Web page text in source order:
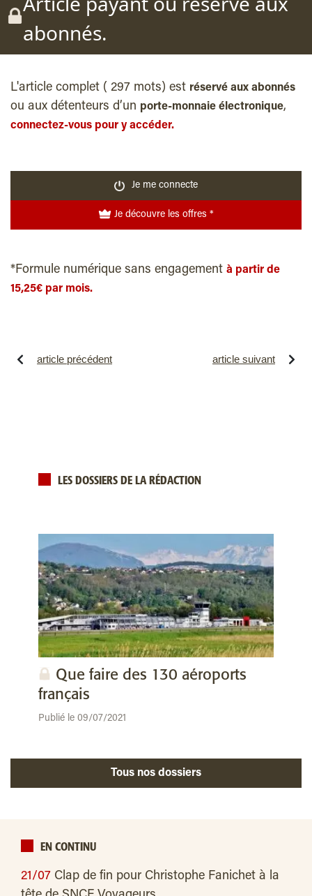
abonnés.
L'article complet ( 297 mots) est réservé aux abonnés
ou aux détenteurs d’un porte-monnaie électronique,
connectez-vous pour y accéder.
Je me connecte
Je découvre les offres *
*Formule numérique sans engagement à partir de
15,25€ par mois.
article précédent article suivant
LES DOSSIERS DE LA RÉDACTION
Que faire des 130 aéroports
français
Publié le 09/07/2021
Tous nos dossiers
EN CONTINU
21/07 Clap de fin pour Christophe Fanichet à la